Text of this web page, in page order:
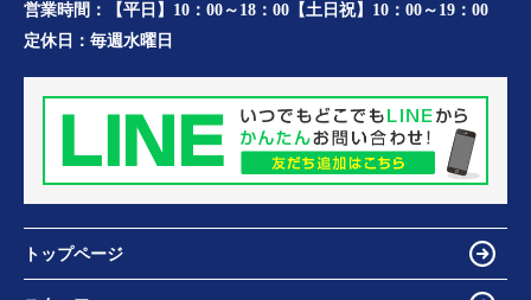
営業時間：
【平日】10：00～18：00【土日祝】10：00～19：00
定休日： 毎週水曜日
トップページ